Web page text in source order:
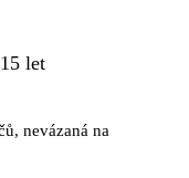
let
nevázaná na